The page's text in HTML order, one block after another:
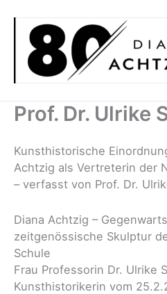
springen
Prof. Dr. Ulrike
Kunsthistorische
Achtzig als Vertreterin der
– verfasst von Prof. Dr.
Diana Achtzig –
zeitgenössische Skulptur
Schule
Frau Professorin Dr. Ulrike
Kunsthistorikerin vom